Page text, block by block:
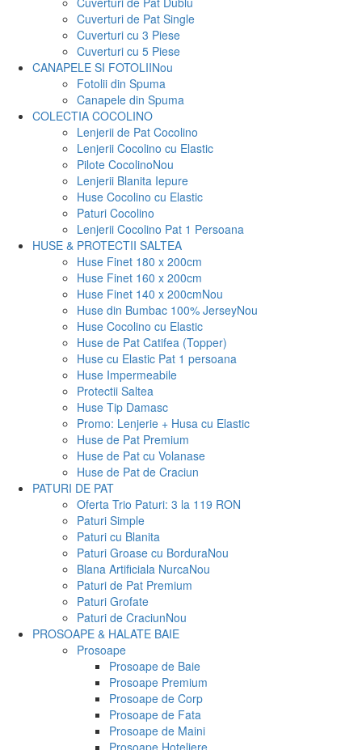
Cuverturi de Pat Single
Cuverturi cu 3 Piese
Cuverturi cu 5 Piese
CANAPELE SI FOTOLIINou
Fotolii din Spuma
Canapele din Spuma
COLECTIA COCOLINO
Lenjerii de Pat Cocolino
Lenjerii Cocolino cu Elastic
Pilote CocolinoNou
Lenjerii Blanita Iepure
Huse Cocolino cu Elastic
Paturi Cocolino
Lenjerii Cocolino Pat 1 Persoana
HUSE & PROTECTII SALTEA
Huse Finet 180 x 200cm
Huse Finet 160 x 200cm
Huse Finet 140 x 200cmNou
Huse din Bumbac 100% JerseyNou
Huse Cocolino cu Elastic
Huse de Pat Catifea (Topper)
Huse cu Elastic Pat 1 persoana
Huse Impermeabile
Protectii Saltea
Huse Tip Damasc
Promo: Lenjerie + Husa cu Elastic
Huse de Pat Premium
Huse de Pat cu Volanase
Huse de Pat de Craciun
PATURI DE PAT
Oferta Trio Paturi: 3 la 119 RON
Paturi Simple
Paturi cu Blanita
Paturi Groase cu BorduraNou
Blana Artificiala NurcaNou
Paturi de Pat Premium
Paturi Grofate
Paturi de CraciunNou
PROSOAPE & HALATE BAIE
Prosoape
Prosoape de Baie
Prosoape Premium
Prosoape de Corp
Prosoape de Fata
Prosoape de Maini
Prosoape Hoteliere